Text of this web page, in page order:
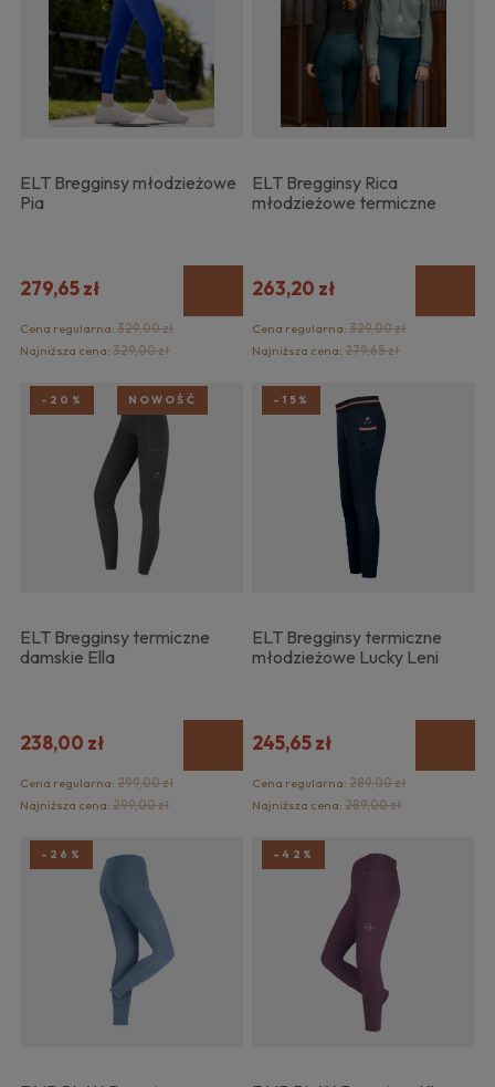
ELT Bregginsy młodzieżowe
Pia
279,65 zł
Cena regularna: 329,00 zł
Najniższa cena: 329,00 zł
ELT Bregginsy Rica
młodzieżowe termiczne
263,20 zł
Cena regularna:329,00 zł
Najniższa cena:279,65 zł
ELT Bregginsy termiczne
damskie Ella
238,00 zł
Cena regularna: 299,00 zł
Najniższa cena: 299,00 zł
-20% NOWOŚĆ
ELT Bregginsy termiczne
młodzieżowe Lucky Leni
245,65 zł
Cena regularna:289,00 zł
Najniższa cena:289,00 zł
-15%
-26% -42%